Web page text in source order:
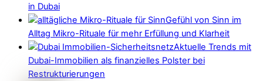
in Dubai
Gefühl von Sinn im
Alltag Mikro-Rituale für mehr Erfüllung und Klarheit
Aktuelle Trends mit
Dubai-Immobilien als finanzielles Polster bei
Restrukturierungen